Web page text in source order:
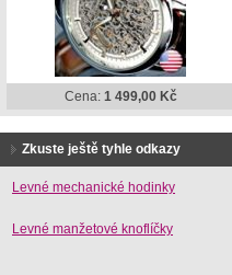
Cena: 1 499,00 Kč
Zkuste ještě tyhle odkazy
Levné mechanické hodinky
Levné manžetové knoflíčky